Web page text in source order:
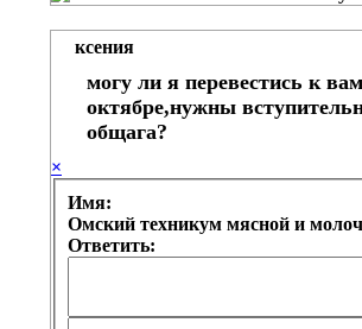
ксения
могу ли я перевестись к
октябре,нужны
общага?
×
Имя:
Омский техникум мясной и
Ответить: